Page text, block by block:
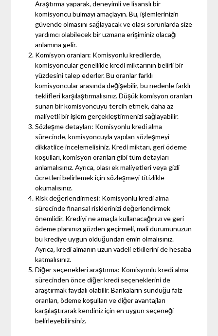
Araştırma yaparak, deneyimli ve lisanslı bir
komisyoncu bulmayı amaçlayın. Bu, işlemlerinizin
güvende olmasını sağlayacak ve olası sorunlarda size
yardımcı olabilecek bir uzmana erişiminiz olacağı
anlamına gelir.
Komisyon oranları: Komisyonlu kredilerde,
komisyoncular genellikle kredi miktarının belirli bir
yüzdesini talep ederler. Bu oranlar farklı
komisyoncular arasında değişebilir, bu nedenle farklı
teklifleri karşılaştırmalısınız. Düşük komisyon oranları
sunan bir komisyoncuyu tercih etmek, daha az
maliyetli bir işlem gerçekleştirmenizi sağlayabilir.
Sözleşme detayları: Komisyonlu kredi alma
sürecinde, komisyoncuyla yapılan sözleşmeyi
dikkatlice incelemelisiniz. Kredi miktarı, geri ödeme
koşulları, komisyon oranları gibi tüm detayları
anlamalısınız. Ayrıca, olası ek maliyetleri veya gizli
ücretleri belirlemek için sözleşmeyi titizlikle
okumalısınız.
Risk değerlendirmesi: Komisyonlu kredi alma
sürecinde finansal risklerinizi değerlendirmek
önemlidir. Krediyi ne amaçla kullanacağınızı ve geri
ödeme planınızı gözden geçirmeli, mali durumunuzun
bu krediye uygun olduğundan emin olmalısınız.
Ayrıca, kredi almanın uzun vadeli etkilerini de hesaba
katmalısınız.
Diğer seçenekleri araştırma: Komisyonlu kredi alma
sürecinden önce diğer kredi seçeneklerini de
araştırmak faydalı olabilir. Bankaların sunduğu faiz
oranları, ödeme koşulları ve diğer avantajları
karşılaştırarak kendiniz için en uygun seçeneği
belirleyebilirsiniz.